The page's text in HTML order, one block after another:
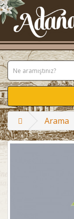
Arama